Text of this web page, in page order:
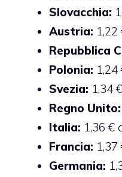
Slovacchia:
Austria:
Repubblica
Polonia:
Svezia: 1,34
Regno Unito:
Italia: 1,36 €
Francia:
Germania: